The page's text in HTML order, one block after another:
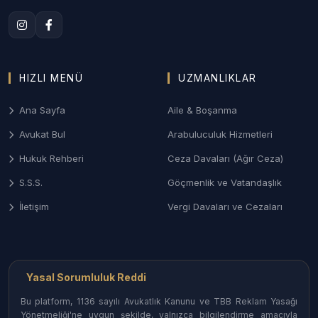
Anlaşmalı veya çekişmeli boşanma, nafaka, velayet
prensibine dayalı yönetim.
Ağır Ceza Mahkemelerinde; asayiş olayları,
soruşturma aşamasından itibaren etkin savunma
desteği.
4. Biga ve Çan Sanayi/İş Hukuku
sendikal uyuşmazlıkların takibi.
Çanakkale İlçelerinde Avukat
HIZLI MENÜ
Ana Sayfa
Avukat Bul
Hukuk Rehberi
S.S.S.
İletişim
UZMANLIKLAR
Aile & Boşanma
Arabuluculuk Hizmetleri
Ceza Davaları (Ağır Ceza)
Göçmenlik ve Vatandaşlık
Vergi Davaları ve Cezaları
Yasal Sorumluluk Reddi
Bu platform, 1136 sayılı Avukatlık Kanunu ve TBB Reklam Yasağı
Yönetmeliği'ne uygun şekilde, yalnızca bilgilendirme amacıyla